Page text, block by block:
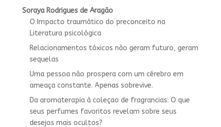
Soraya Rodrigues de Aragão
O Impacto traumático do preconceito na
Literatura psicológica
Relacionamentos tóxicos não geram futuro, geram
sequelas
Uma pessoa não prospera com um cérebro em
ameaça constante. Apenas sobrevive.
Da aromaterapia à coleçao de fragrancias: O que
seus perfumes favoritos revelam sobre seus
desejos mais ocultos?